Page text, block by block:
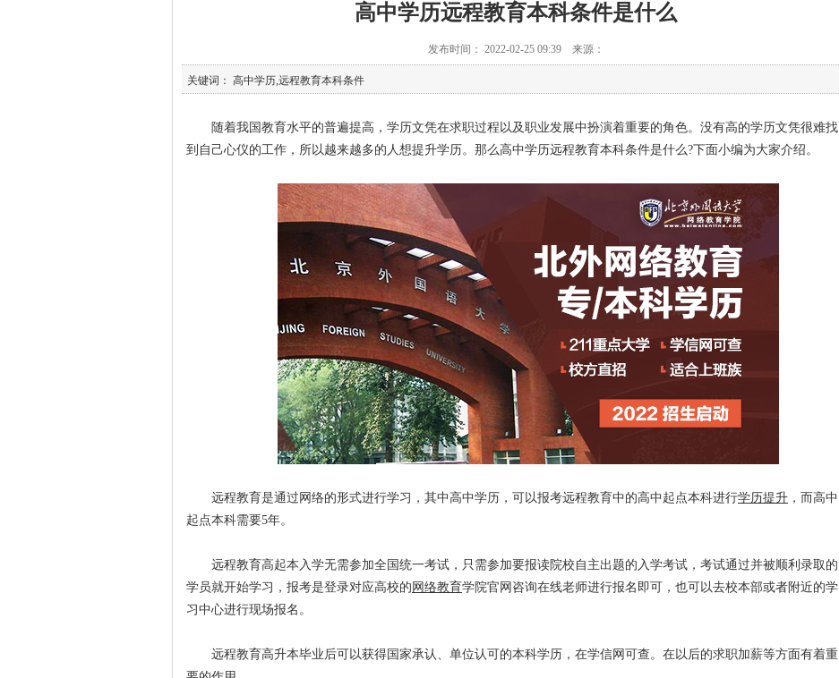
高中学历远程教育本科条件是什么
发布时间： 2022-02-25 09:39 来源：
关键词： 高中学历,远程教育本科条件
随着我国教育水平的普遍提高，学历文凭在求职过程以及职业发展中扮演着重要的角色。没有高的学历文凭很难找
到自己心仪的工作，所以越来越多的人想提升学历。那么高中学历远程教育本科条件是什么?下面小编为大家介绍。
远程教育是通过网络的形式进行学习，其中高中学历，可以报考远程教育中的高中起点本科进行学历提升 ，而高中
起点本科需要5年。
远程教育高起本入学无需参加全国统一考试，只需参加要报读院校自主出题的入学考试，考试通过并被顺利录取的
学员就开始学习，报考是登录对应高校的 网络教育学院官网咨询在线老师进行报名即可，也可以去校本部或者附近的学
习中心进行现场报名。
远程教育高升本毕业后可以获得国家承认、单位认可的本科学历，在学信网可查。在以后的求职加薪等方面有着重